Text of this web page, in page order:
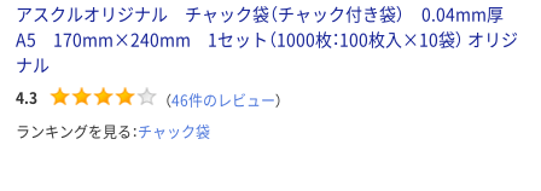
アスクルオリジナル チャック袋（チャック付き袋） 0.04mm厚
A5 170mm×240mm 1セット（1000枚：100枚入×10袋） オリジ
ナル
4.3 （46件のレビュー）
ランキングを見る：チャック袋